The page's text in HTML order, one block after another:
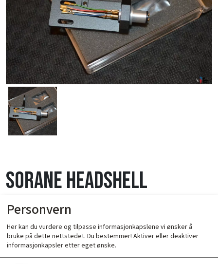
Sorane Headshell
Standard
Personvern
Her kan du vurdere og tilpasse informasjonkapslene vi ønsker å
bruke på dette nettstedet. Du bestemmer! Aktiver eller deaktiver
informasjonkapsler etter eget ønske.